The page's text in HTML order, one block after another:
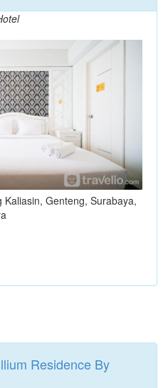
Genteng, Surabaya,
Residence By